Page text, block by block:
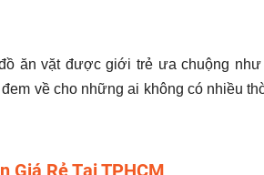
ăn vặt được giới trẻ ưa chuộng
về cho những ai không có nhiều
Giá Rẻ Tại TPHCM